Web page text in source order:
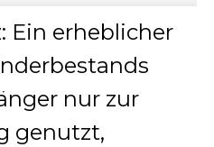
Ein erheblicher
nur zur
genutzt,